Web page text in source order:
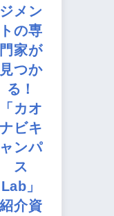
ジメン
トの専
門家が
見つか
る！
「カオ
ナビキ
ャンパ
ス
Lab」
紹介資